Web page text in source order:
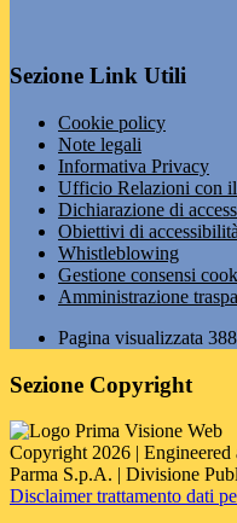
Sezione Link Utili
Cookie policy
Note legali
Informativa Privacy
Ufficio Relazioni con
Dichiarazione di
Obiettivi di accessibilità
Whistleblowing
Gestione consensi
Amministrazione
Pagina visualizzata 388
Sezione Copyright
Copyright 2026 |
Parma S.p.A. | Divisione
Disclaimer trattamento dati